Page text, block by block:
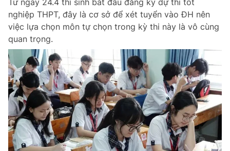
Từ ngày 24.4 thí sinh bắt đầu đăng ký dự thi tốt
nghiệp THPT, đây là cơ sở để xét tuyển vào ĐH nên
việc lựa chọn môn tự chọn trong kỳ thi này là vô cùng
quan trọng.